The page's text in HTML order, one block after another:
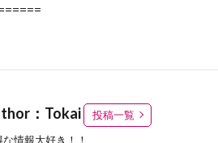
：Tokai
投稿一覧
な情報大好き！！